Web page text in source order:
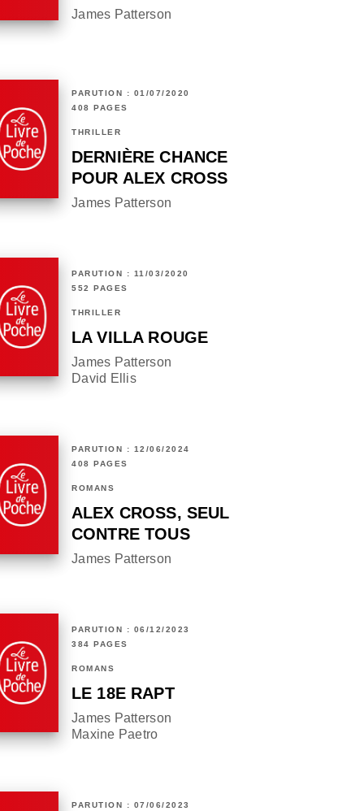
James Patterson
PARUTION : 01/07/2020
408 PAGES
THRILLER
DERNIÈRE CHANCE
POUR ALEX CROSS
James Patterson
PARUTION : 11/03/2020
552 PAGES
THRILLER
LA VILLA ROUGE
James Patterson
David Ellis
PARUTION : 12/06/2024
408 PAGES
ROMANS
ALEX CROSS, SEUL
CONTRE TOUS
James Patterson
PARUTION : 06/12/2023
384 PAGES
ROMANS
LE 18E RAPT
James Patterson
Maxine Paetro
PARUTION : 07/06/2023